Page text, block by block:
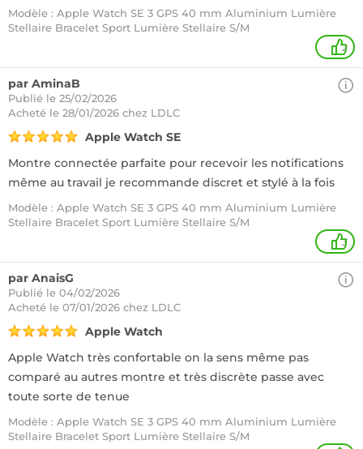
Modèle : Apple Watch SE 3 GPS 40 mm Aluminium Lumière
Stellaire Bracelet Sport Lumière Stellaire S/M
2
par AminaB
Publié le 25/02/2026
Acheté le 28/01/2026 chez LDLC
Apple Watch SE
Montre connectée parfaite pour recevoir les notifications
même au travail je recommande discret et stylé à la fois
Modèle : Apple Watch SE 3 GPS 40 mm Aluminium Lumière
Stellaire Bracelet Sport Lumière Stellaire S/M
3
par AnaisG
Publié le 04/02/2026
Acheté le 07/01/2026 chez LDLC
Apple Watch
Apple Watch très confortable on la sens même pas
comparé au autres montre et très discrète passe avec
toute sorte de tenue
Modèle : Apple Watch SE 3 GPS 40 mm Aluminium Lumière
Stellaire Bracelet Sport Lumière Stellaire S/M